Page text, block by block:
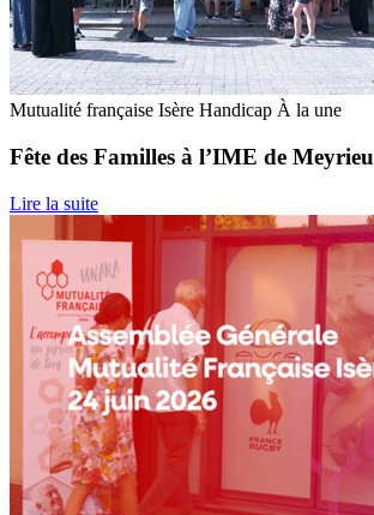
Mutualité française Isère Handicap À la une
Fête des Familles à l’IME de Meyrieu
Lire la suite